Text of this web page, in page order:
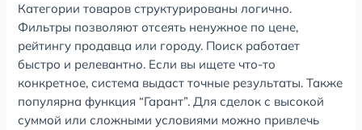
Категории товаров структурированы логично.
Фильтры позволяют отсеять ненужное по цене,
рейтингу продавца или городу. Поиск работает
быстро и релевантно. Если вы ищете что-то
конкретное, система выдаст точные результаты. Также
популярна функция “Гарант”. Для сделок с высокой
суммой или сложными условиями можно привлечь